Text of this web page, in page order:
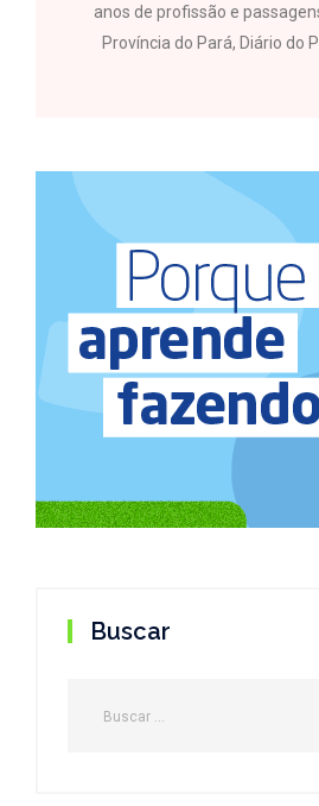
anos de profissão e
Província do Pará, Diário do
Buscar